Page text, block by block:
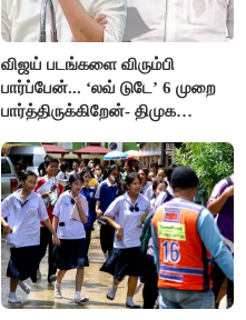
விஜய் படங்களை விரும்பி
பார்ப்பேன்... ‘லவ் டுடே’ 6 முறை
பார்த்திருக்கிறேன்- திமுக